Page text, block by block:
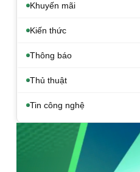
Khuyến mãi
Kiến thức
Thông báo
Thủ thuật
Tin công nghệ